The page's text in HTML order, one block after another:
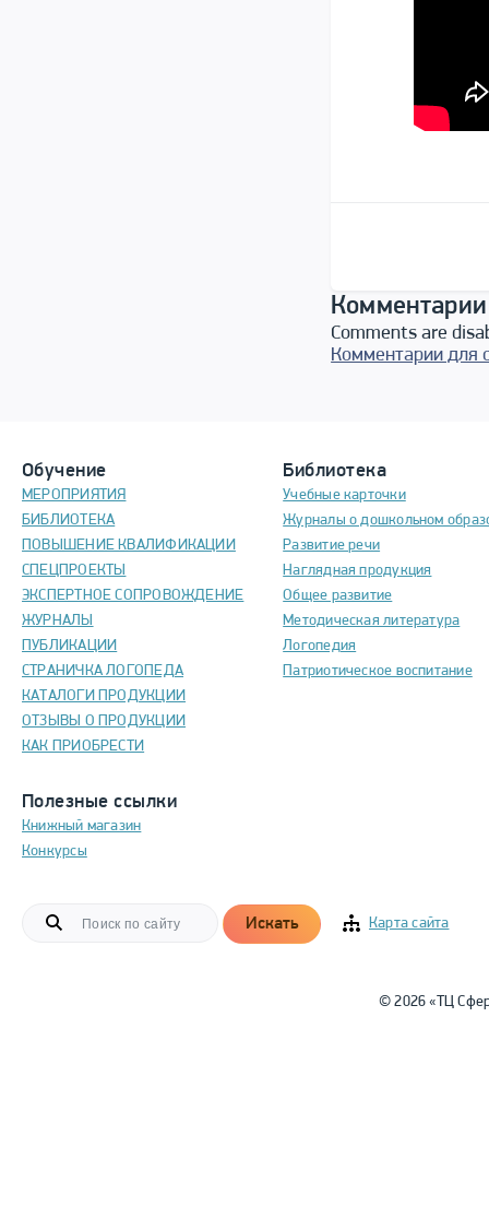
Comments are
Комментарии для
Обучение
МЕРОПРИЯТИЯ
БИБЛИОТЕКА
ПОВЫШЕНИЕ КВАЛИФИКАЦИИ
СПЕЦПРОЕКТЫ
ЭКСПЕРТНОЕ СОПРОВОЖДЕНИЕ
ЖУРНАЛЫ
ПУБЛИКАЦИИ
СТРАНИЧКА ЛОГОПЕДА
КАТАЛОГИ ПРОДУКЦИИ
ОТЗЫВЫ О ПРОДУКЦИИ
КАК ПРИОБРЕСТИ
Полезные ссылки
Книжный магазин
Конкурсы
Библиотека
Учебные карточки
Журналы о дошкольном
Развитие речи
Наглядная продукция
Общее развитие
Методическая литература
Логопедия
Патриотическое воспитание
Искать Карта сайта
© 2026 «ТЦ